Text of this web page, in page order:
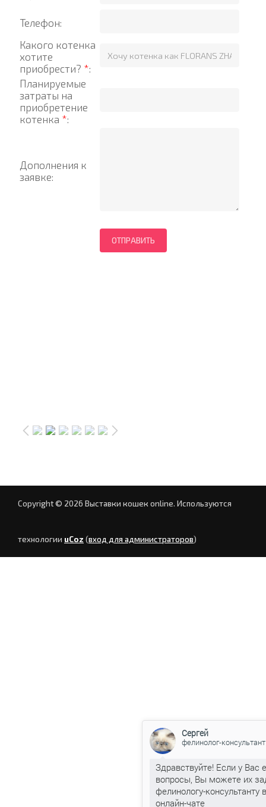
Телефон:
Какого котенка
хотите
приобрести? *:
Планируемые
затраты на
приобретение
котенка *:
Дополнения к
заявке:
Copyright © 2026 Выставки кошек online. Используются
технологии uCoz (вход для администраторов)
Сергей
фелинолог-консультант
Здравствуйте! Если у Вас
вопросы, Вы можете их
фелинологу-консультанту в
онлайн-чате